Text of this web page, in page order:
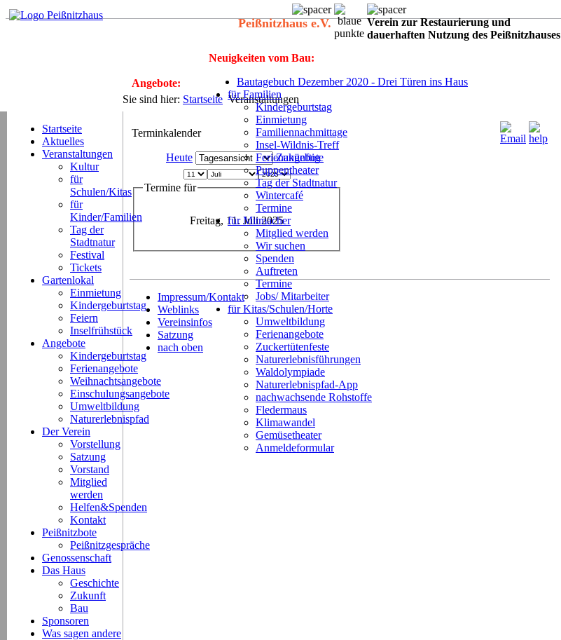
Peißnitzhaus e.V.
Verein zur Restaurierung und
dauerhaften Nutzung des Peißnitzhauses
Neuigkeiten vom Bau:
Bautagebuch Dezember 2020 - Drei Türen ins Haus
für Familien
Kindergeburtstag
Einmietung
Familiennachmittage
Insel-Wildnis-Treff
Ferienangebote
Puppentheater
Tag der Stadtnatur
Wintercafé
Termine
für Mitmacher
Mitglied werden
Wir suchen
Spenden
Auftreten
Termine
Jobs/ Mitarbeiter
für Kitas/Schulen/Horte
Umweltbildung
Ferienangebote
Zuckertütenfeste
Naturerlebnisführungen
Waldolympiade
Naturerlebnispfad-App
nachwachsende Rohstoffe
Fledermaus
Klimawandel
Gemüsetheater
Anmeldeformular
Angebote:
Sie sind hier: Startseite Veranstaltungen
Startseite
Aktuelles
Veranstaltungen
Kultur
für
Schulen/Kitas
für
Kinder/Familien
Tag der
Stadtnatur
Festival
Tickets
Gartenlokal
Einmietung
Kindergeburtstag
Feiern
Inselfrühstück
Angebote
Kindergeburtstag
Ferienangebote
Weihnachtsangebote
Einschulungsangebote
Umweltbildung
Naturerlebnispfad
Der Verein
Vorstellung
Satzung
Vorstand
Mitglied
werden
Helfen&Spenden
Kontakt
Peißnitzbote
Peißnitzgespräche
Genossenschaft
Das Haus
Geschichte
Zukunft
Bau
Sponsoren
Was sagen andere
Terminkalender
Heute Zukünftig
Termine für
Freitag, 11. Juli 2025
Impressum/Kontakt
Weblinks
Vereinsinfos
Satzung
nach oben